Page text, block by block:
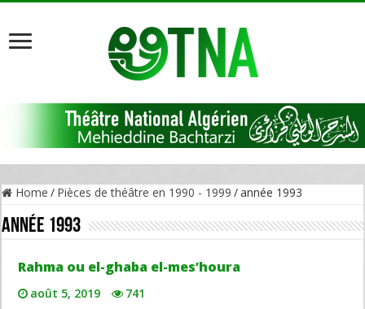
Home / Pièces de théâtre en 1990 - 1999 /année 1993
année 1993
Rahma ou el-ghaba el-mes’houra
août 5, 2019
741